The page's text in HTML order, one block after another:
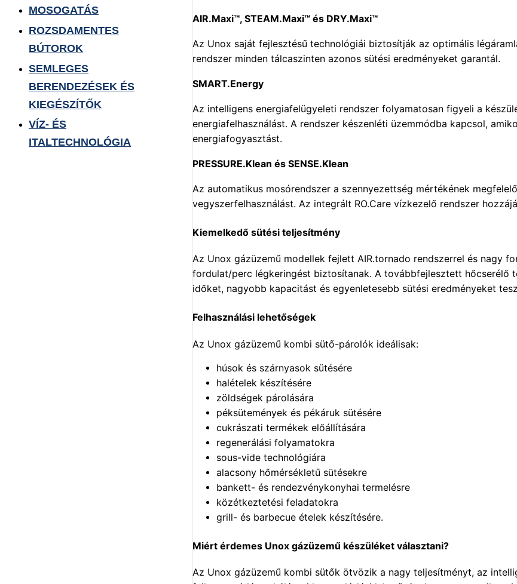
MOSOGATÁS
ROZSDAMENTES
BÚTOROK
SEMLEGES
BERENDEZÉSEK ÉS
KIEGÉSZÍTŐK
VÍZ- ÉS
ITALTECHNOLÓGIA
AIR.Maxi™, STEAM.Maxi™ és DRY.Maxi™
Az Unox saját fejlesztésű technológiái biztosítják az optimális
rendszer minden tálcaszinten azonos sütési eredményeket garantál.
SMART.Energy
Az intelligens energiafelügyeleti rendszer folyamatosan figyeli a
energiafelhasználást. A rendszer készenléti üzemmódba kapcsol,
energiafogyasztást.
PRESSURE.Klean és SENSE.Klean
Az automatikus mosórendszer a szennyezettség mértékének
vegyszerfelhasználást. Az integrált RO.Care vízkezelő rendszer
Kiemelkedő sütési teljesítmény
Az Unox gázüzemű modellek fejlett AIR.tornado rendszerrel és nagy
fordulat/perc légkeringést biztosítanak. A továbbfejlesztett hőcserélő
időket, nagyobb kapacitást és egyenletesebb sütési eredményeket
Felhasználási lehetőségek
Az Unox gázüzemű kombi sütő-párolók ideálisak:
húsok és szárnyasok sütésére
halételek készítésére
zöldségek párolására
péksütemények és pékáruk sütésére
cukrászati termékek előállítására
regenerálási folyamatokra
sous-vide technológiára
alacsony hőmérsékletű sütésekre
bankett- és rendezvénykonyhai termelésre
közétkeztetési feladatokra
grill- és barbecue ételek készítésére.
Miért érdemes Unox gázüzemű készüléket választani?
Az Unox gázüzemű kombi sütők ötvözik a nagy teljesítményt, az